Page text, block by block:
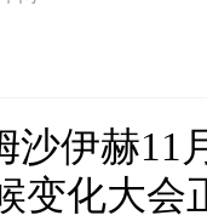
沙伊赫11
变化大会